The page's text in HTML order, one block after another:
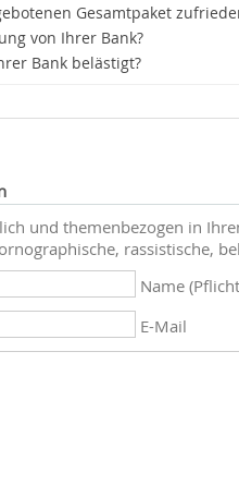
Gesamtpaket
von Ihrer Bank?
Bank belästigt?
und themenbezogen in
rassistische,
Name
E-Mail